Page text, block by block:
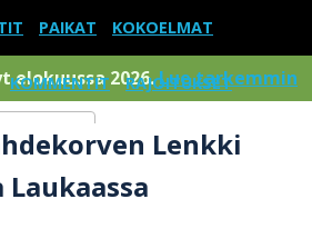
PAIKAT KOKOELMAT
KOMMENTIT RAJOITUKSET
Menu
elokuussa 2026.Lue tarkemmin
Lenkki
Laukaassa